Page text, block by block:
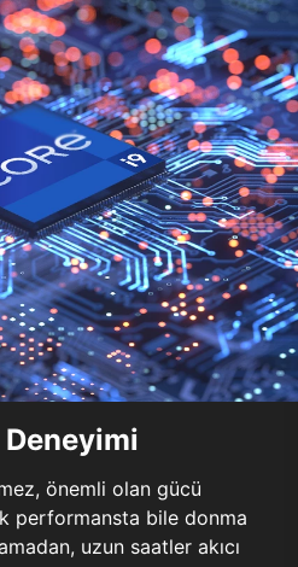
önemli olan gücü
performansta bile donma
uzun saatler akıcı